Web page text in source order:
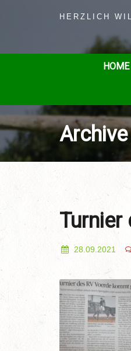
HERZLICH
HOME
Turnier
28.09.2021